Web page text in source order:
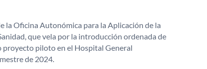
la Oficina Autonómica para la Aplicación de la
que vela por la introducción ordenada de
proyecto piloto en el Hospital General
de 2024.